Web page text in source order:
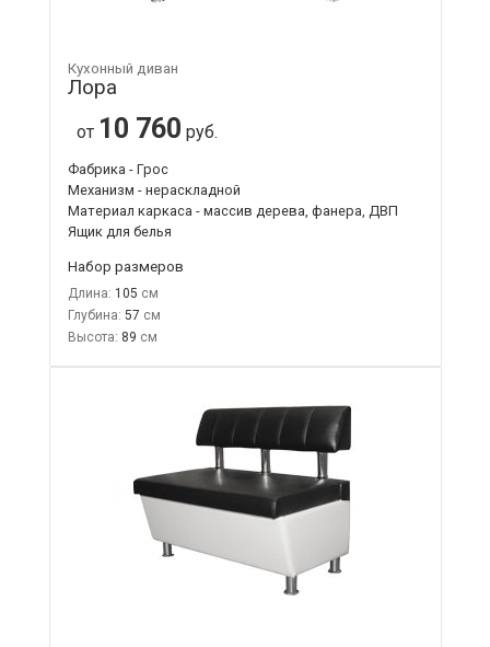
Кухонный диван
Лора
от 10 760 руб.
Фабрика - Грос
Механизм - нераскладной
Материал каркаса - массив дерева, фанера, ДВП
Ящик для белья
Набор размеров
Длина: 105
Глубина: 57
Высота: 89